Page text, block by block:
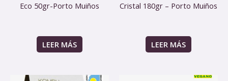
Eco 50gr-Porto Muiños
LEER MÁS
Cristal 180gr – Porto Muiños
LEER MÁS